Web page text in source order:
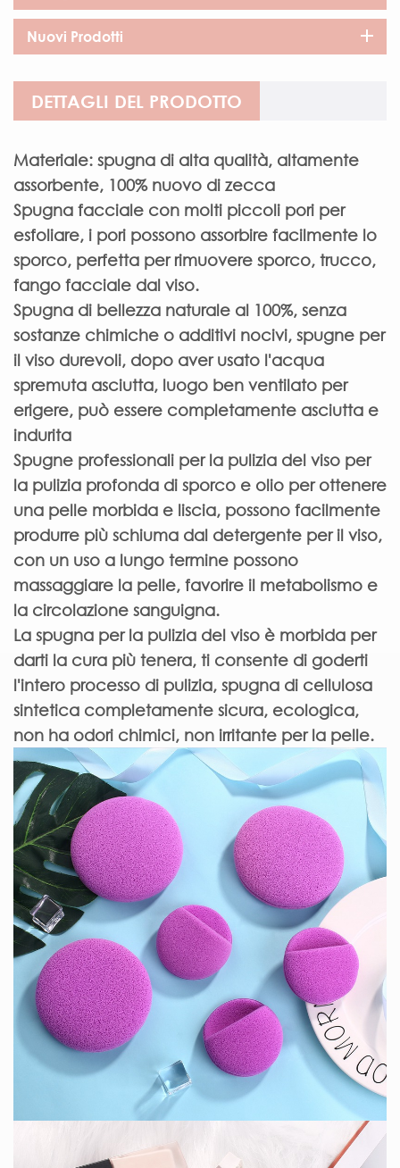
Nuovi Prodotti
DETTAGLI DEL PRODOTTO
Materiale: spugna di alta qualità, altamente
assorbente, 100% nuovo di zecca
Spugna facciale con molti piccoli pori per
esfoliare, i pori possono assorbire facilmente lo
sporco, perfetta per rimuovere sporco, trucco,
fango facciale dal viso.
Spugna di bellezza naturale al 100%, senza
sostanze chimiche o additivi nocivi, spugne per
il viso durevoli, dopo aver usato l'acqua
spremuta asciutta, luogo ben ventilato per
erigere, può essere completamente asciutta e
indurita
Spugne professionali per la pulizia del viso per
la pulizia profonda di sporco e olio per ottenere
una pelle morbida e liscia, possono facilmente
produrre più schiuma dal detergente per il viso,
con un uso a lungo termine possono
massaggiare la pelle, favorire il metabolismo e
la circolazione sanguigna.
La spugna per la pulizia del viso è morbida per
darti la cura più tenera, ti consente di goderti
l'intero processo di pulizia, spugna di cellulosa
sintetica completamente sicura, ecologica,
non ha odori chimici, non irritante per la pelle.